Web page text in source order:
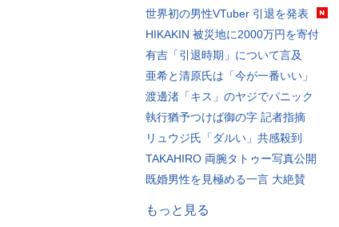
世界初の男性VTuber 引退を発表
HIKAKIN 被災地に2000万円を寄付
有吉「引退時期」について言及
亜希と清原氏は「今が一番いい」
渡邊渚「キス」のヤジでパニック
執行猶予つけば御の字 記者指摘
リュウジ氏「ダルい」共感殺到
TAKAHIRO 両腕タトゥー写真公開
既婚男性を見極める一言 大絶賛
もっと見る